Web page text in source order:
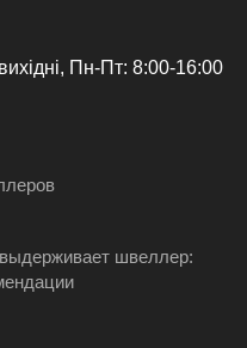
Пн-Пт: 8:00-16:00
швеллер: